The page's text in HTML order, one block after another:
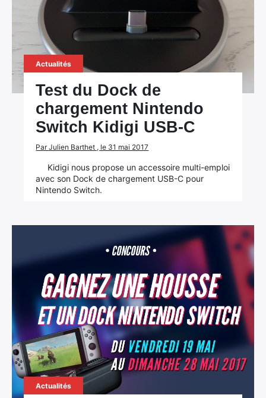
Actualités
Test du Dock de
chargement Nintendo
Switch Kidigi USB-C
Par Julien Barthet , le 31 mai 2017
Kidigi nous propose un accessoire multi-emploi
avec son Dock de chargement USB-C pour
Nintendo Switch.
Actualités
Rechercher